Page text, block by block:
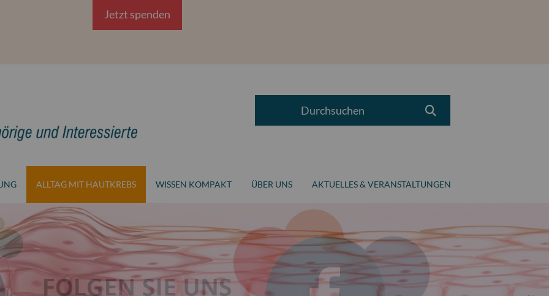
Jetzt spenden
Durchsuchen
ALLTAG MIT HAUTKREBS WISSEN KOMPAKT ÜBER UNS AKTUELLES & VERANSTALTUNGEN